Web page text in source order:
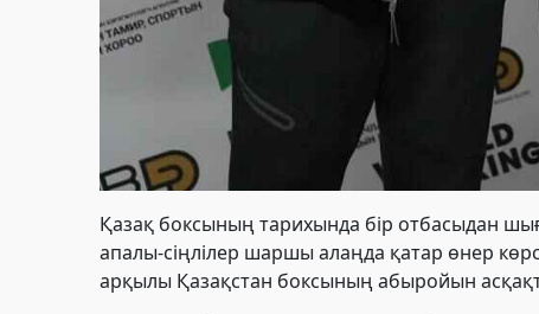
Қазақ боксының тарихында бір отбасыдан
апалы-сіңлілер шаршы алаңда қатар өнер
арқылы Қазақстан боксының абыройын